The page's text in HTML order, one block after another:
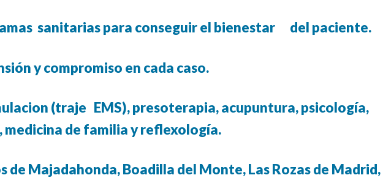
sanitarias para conseguir el bienestar del paciente.
y compromiso en cada caso.
(traje EMS), presoterapia, acupuntura, psicología,
de familia y reflexología.
Majadahonda, Boadilla del Monte, Las Rozas de Madrid,